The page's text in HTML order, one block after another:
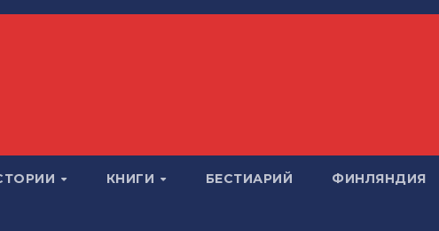
КНИГИ БЕСТИАРИЙ ФИНЛЯНДИЯ